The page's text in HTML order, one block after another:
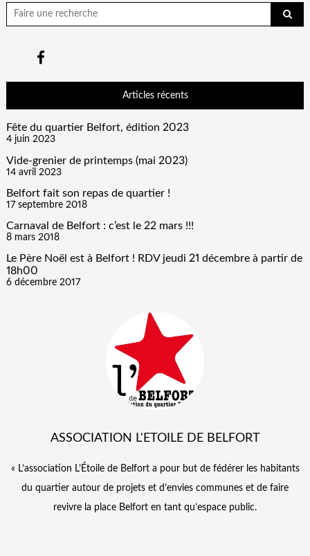
Chercher
pour:
Articles récents
Fête du quartier Belfort, édition 2023
4 juin 2023
Vide-grenier de printemps (mai 2023)
14 avril 2023
Belfort fait son repas de quartier !
17 septembre 2018
Carnaval de Belfort : c’est le 22 mars !!!
8 mars 2018
Le Père Noël est à Belfort ! RDV jeudi 21 décembre à partir de
18h00
6 décembre 2017
ASSOCIATION L'ETOILE DE BELFORT
« L’association L’Étoile de Belfort a pour but de fédérer les habitants
du quartier autour de projets et d’envies communes et de faire
revivre la place Belfort en tant qu’espace public.